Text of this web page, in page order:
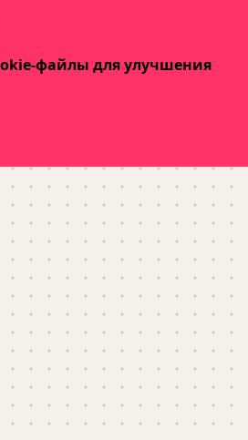
файлы для улучшения